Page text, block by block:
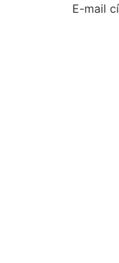
E-mail